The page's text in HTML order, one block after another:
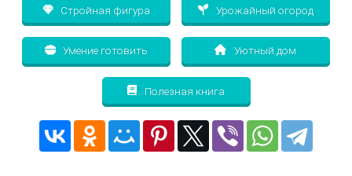
Стройная фигура Урожайный огород
Умение готовить Уютный дом
Полезная книга